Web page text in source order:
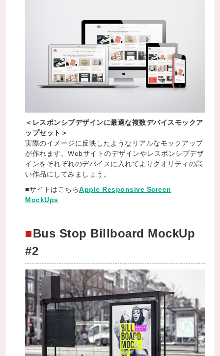
＜レスポンシブデザインに最適な複数デバイスモックア
ップセット＞
実際のイメージに反映したようなリアルなモックアップ
が作れます。Webサイトのデザインやレスポンシブデザ
インをそれぞれのデバイスに入れてよりクオリティの高
い作品にしてみましょう。
■サイトはこちらApple Responsive Screen
MockUps
Bus Stop Billboard MockUp
#2